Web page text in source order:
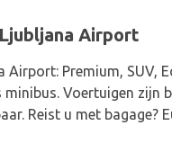
Airport
Premium, SUV,
Voertuigen zijn
Reist u met